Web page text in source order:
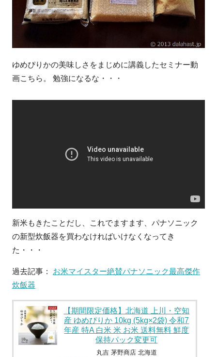
ゆめぴりかの美味しさをまじめに講義したセミナー動
画こちら。 勉強になるな・・・
新米もきたことだし、これでますます、パナソニック
の新型炊飯器を買わなければいけなくなってき
た・・・
過去記事： お米マイスター絶賛パナソニック最高傑作
炊飯器
【期間限定価格】北海道 上川・空知
産 ゆめぴりか 10kg (5kg×2袋) 令和7
年産 特A 白米 米 お米 送料無料 鮮度
保持パック変更可
丸吉 茅野商店 北海道